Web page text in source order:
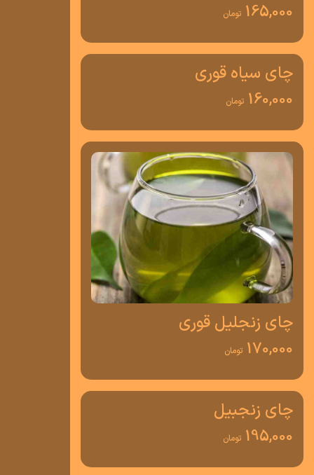
165,000 تومان
چای سیاه قوری
160,000 تومان
چای زنجلیل قوری
170,000 تومان
چای زنجبیل
195,000 تومان